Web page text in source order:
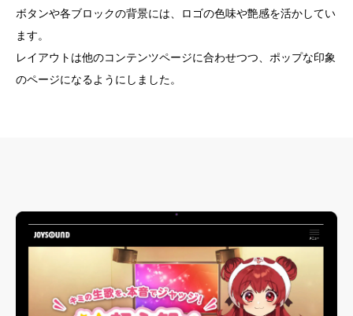
ボタンや各ブロックの背景には、ロゴの色味や艶感を活かしてい
ます。
レイアウトは他のコンテンツページに合わせつつ、ポップな印象
のページになるようにしました。